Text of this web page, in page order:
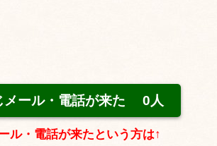
メール・電話が来た 0人
ル・電話が来たという方は↑